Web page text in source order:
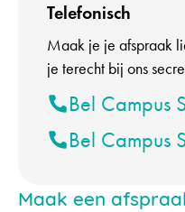
Telefonisch
Maak je je afspraak
je terecht bij ons
Bel Campus
Bel Campus
Maak een